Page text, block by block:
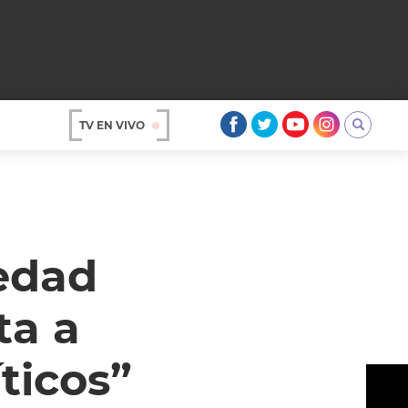
TV EN VIVO
a